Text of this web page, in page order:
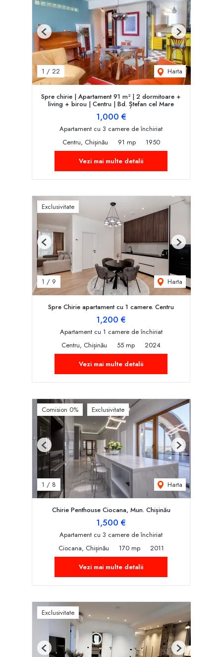
1 / 22 Harta
Previous Next
Spre chirie | Apartament 91 m² | 2 dormitoare +
living + birou | Centru | Bd. Ștefan cel Mare
1,000 €
Apartament cu 3 camere de închiriat
Centru, Chișinău
91 mp
1950
Vezi mai multe detalii
Exclusivitate
1 / 9 Harta
Previous Next
Spre Chirie apartament cu 1 camere. Centru
1,200 €
Apartament cu 1 camere de închiriat
Centru, Chișinău
55 mp
2024
Vezi mai multe detalii
Comision 0% Exclusivitate
1 / 8 Harta
Previous Next
Chirie Penthouse Ciocana, Mun. Chișinău
1,500 €
Apartament cu 3 camere de închiriat
Ciocana, Chișinău
170 mp
2011
Vezi mai multe detalii
Exclusivitate
Previous Next